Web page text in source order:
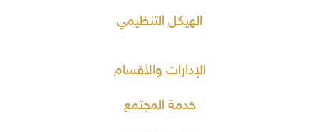
الهيكل التنظيمي
الإدارات والأقسام
خدمة المجتمع